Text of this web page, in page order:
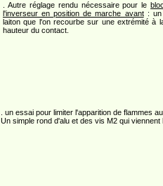
. Autre réglage rendu nécessaire pour le
l'inverseur en position de marche avant: un
laiton que l'on recourbe sur une extrémité à
hauteur du contact.
. un essai pour limiter l'apparition de flammes
Un simple rond d'alu et des vis M2 qui